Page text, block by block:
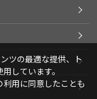
ツの最適な提供、ト
しています。
用に同意したことも